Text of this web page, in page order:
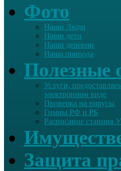
Фото
Наши Люди
Наши дети
Наши деревни
Наша природа
Полезные
Услуги,
электронном виде
Проверка на вирусы
Гимны РФ и РБ
Расписание станция
Защита